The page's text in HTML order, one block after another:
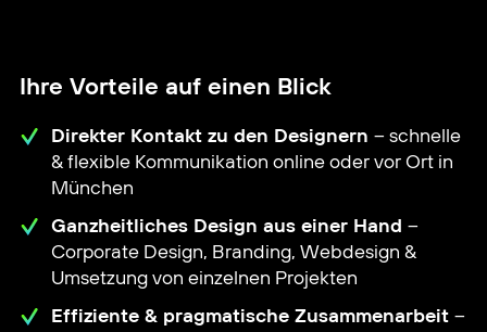
Ihre Vorteile auf einen Blick
Direkter Kontakt zu den Designern – schnelle
& flexible Kommunikation online oder vor Ort in
München
Ganzheitliches Design aus einer Hand –
Corporate Design, Branding, Webdesign &
Umsetzung von einzelnen Projekten
Effiziente & pragmatische Zusammenarbeit –